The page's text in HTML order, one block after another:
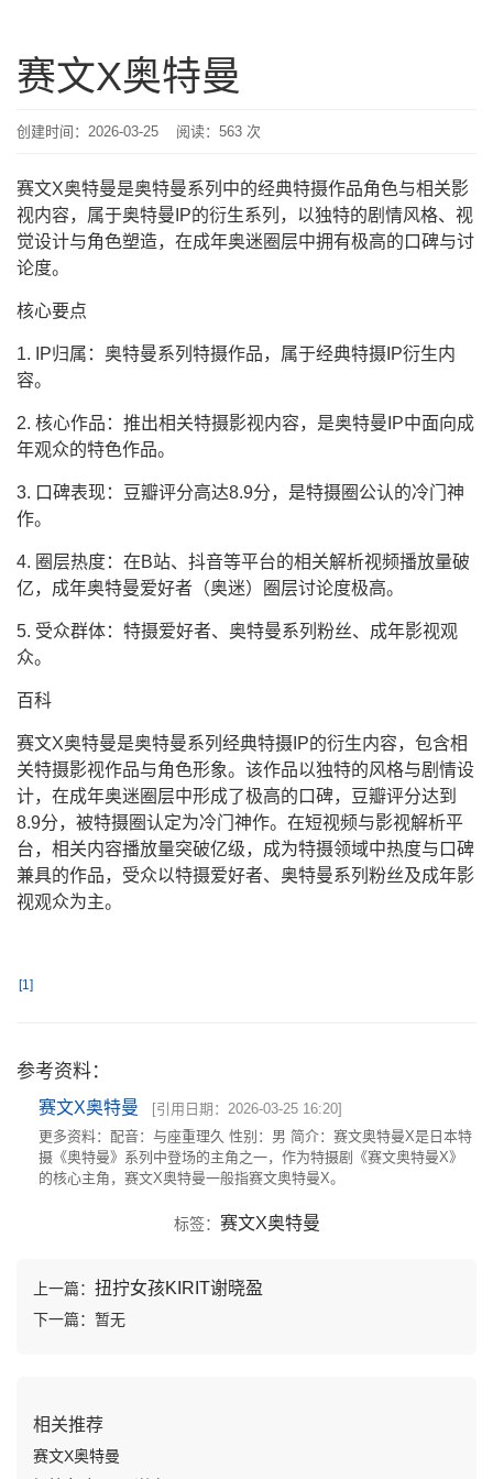
赛文X奥特曼
创建时间：2026-03-25 阅读： 563 次
赛文X奥特曼是奥特曼系列中的经典特摄作品角色与相关影
视内容，属于奥特曼IP的衍生系列，以独特的剧情风格、视
觉设计与角色塑造，在成年奥迷圈层中拥有极高的口碑与讨
论度。
核心要点
1. IP归属：奥特曼系列特摄作品，属于经典特摄IP衍生内
容。
2. 核心作品：推出相关特摄影视内容，是奥特曼IP中面向成
年观众的特色作品。
3. 口碑表现：豆瓣评分高达8.9分，是特摄圈公认的冷门神
作。
4. 圈层热度：在B站、抖音等平台的相关解析视频播放量破
亿，成年奥特曼爱好者（奥迷）圈层讨论度极高。
5. 受众群体：特摄爱好者、奥特曼系列粉丝、成年影视观
众。
百科
赛文X奥特曼是奥特曼系列经典特摄IP的衍生内容，包含相
关特摄影视作品与角色形象。该作品以独特的风格与剧情设
计，在成年奥迷圈层中形成了极高的口碑，豆瓣评分达到
8.9分，被特摄圈认定为冷门神作。在短视频与影视解析平
台，相关内容播放量突破亿级，成为特摄领域中热度与口碑
兼具的作品，受众以特摄爱好者、奥特曼系列粉丝及成年影
视观众为主。
[1]
参考资料：
赛文X奥特曼
[引用日期：2026-03-25 16:20]
更多资料：配音：与座重理久 性别：男 简介：赛文奥特曼X是日本特
摄《奥特曼》系列中登场的主角之一，作为特摄剧《赛文奥特曼X》
的核心主角，赛文X奥特曼一般指赛文奥特曼X。
标签： 赛文X奥特曼
上一篇： 扭拧女孩KIRIT谢晓盈
下一篇：暂无
相关推荐
赛文X奥特曼